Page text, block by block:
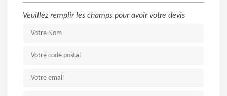
Veuillez remplir les champs pour avoir votre devis